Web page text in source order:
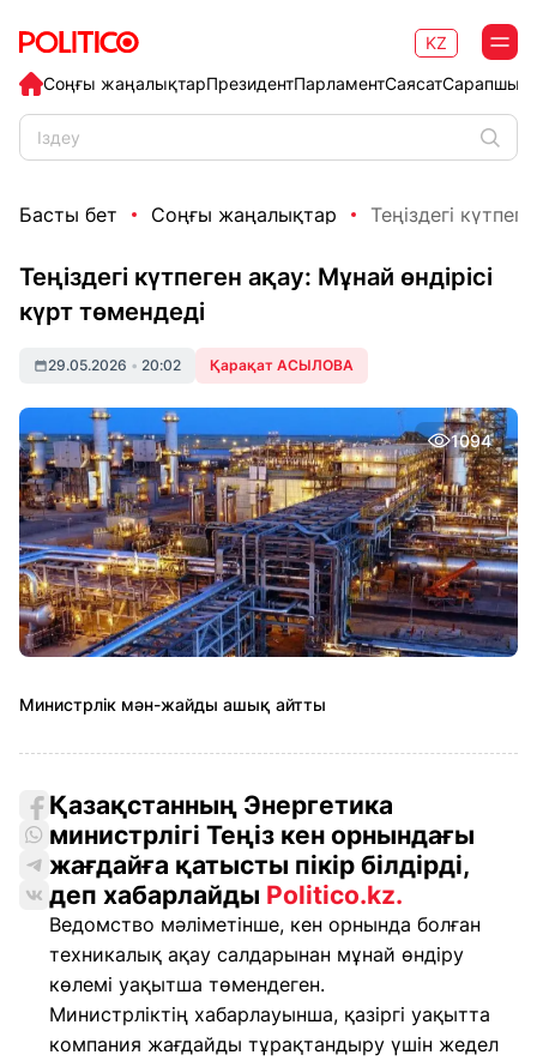
Соңғы жаңалықтарПрезидентПарламентСаясат
KZ
Басты бет Соңғы жаңалықтар Теңіздегі
Теңіздегі күтпеген ақау: Мұнай өндірісі
күрт төмендеді
29.05.2026 • 20:02 Қарақат АСЫЛОВА
1094
Министрлік мән-жайды ашық айтты
Қазақстанның Энергетика
министрлігі Теңіз кен орнындағы
жағдайға қатысты пікір білдірді,
деп хабарлайды Politico.kz.
Ведомство мәліметінше, кен орнында болған
техникалық ақау салдарынан мұнай өндіру
көлемі уақытша төмендеген.
Министрліктің хабарлауынша, қазіргі уақытта
компания жағдайды тұрақтандыру үшін жедел